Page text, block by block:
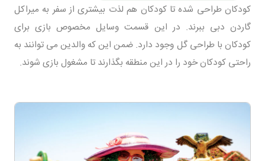
کودکان طراحی شده تا کودکان هم لذت بیشتری از سفر به میراکل
گاردن دبی ببرند. در این قسمت وسایل مخصوص بازی برای
کودکان با طراحی گل وجود دارد. ضمن این که والدین می توانند به
راحتی کودکان خود را در این منطقه بگذارند تا مشغول بازی شوند.